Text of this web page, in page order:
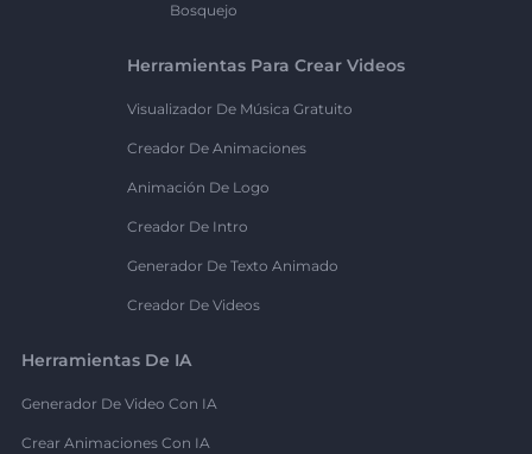
Bosquejo
Herramientas Para Crear Videos
Visualizador De Música Gratuito
Creador De Animaciones
Animación De Logo
Creador De Intro
Generador De Texto Animado
Creador De Videos
Herramientas De IA
Generador De Video Con IA
Crear Animaciones Con IA